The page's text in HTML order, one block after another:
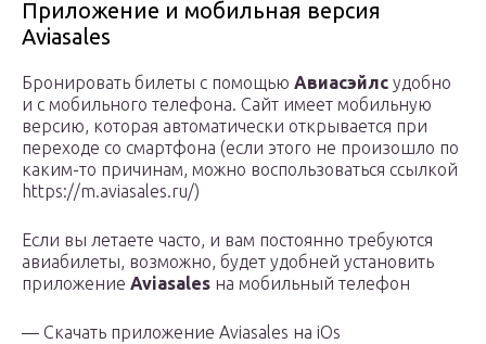
Приложение и мобильная версия
Aviasales
Бронировать билеты с помощью Авиасэйлс удобно
и с мобильного телефона. Сайт имеет мобильную
версию, которая автоматически открывается при
переходе со смартфона (если этого не произошло по
каким-то причинам, можно воспользоваться ссылкой
https://m.aviasales.ru/)
Если вы летаете часто, и вам постоянно требуются
авиабилеты, возможно, будет удобней установить
приложение Aviasales на мобильный телефон
— Скачать приложение Aviasales на iOs